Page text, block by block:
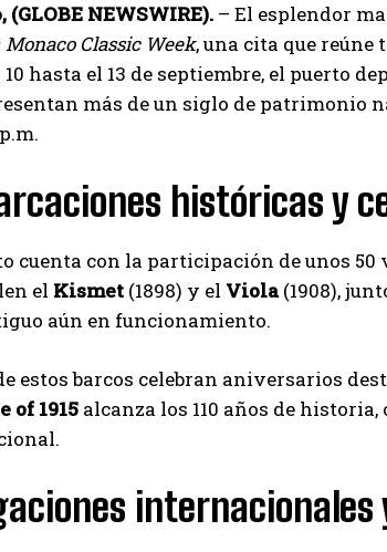
I WANT IN
I've read and accept the Privacy Policy.
Carlos Mendoza es un
empresas de diferentes partes
aumentar su visibilidad y
(GLOBE NEWSWIRE). – El esplendor
Monaco Classic Week, una cita que reúne
10 hasta el 13 de septiembre, el puerto
más de un siglo de patrimonio
históricas y
cuenta con la participación de unos 50
el Kismet (1898) y el Viola(1908),
aún en funcionamiento.
estos barcos celebran aniversarios
of 1915 alcanza los 110 años de